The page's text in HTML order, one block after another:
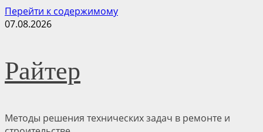
Перейти к содержимому
07.08.2026
Райтер
Методы решения технических задач в ремонте и